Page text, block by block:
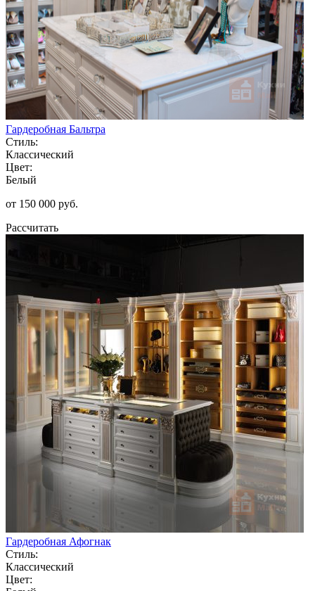
Гардеробная Бальтра
Стиль:
Классический
Цвет:
Белый
от 150 000 руб.
Рассчитать
Гардеробная Афогнак
Стиль:
Классический
Цвет: